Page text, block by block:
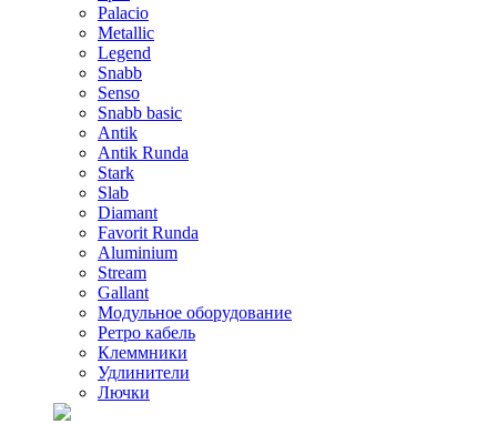
Palacio
Metallic
Legend
Snabb
Senso
Snabb basic
Antik
Antik Runda
Stark
Slab
Diamant
Favorit Runda
Aluminium
Stream
Gallant
Модульное оборудование
Ретро кабель
Клеммники
Удлинители
Лючки